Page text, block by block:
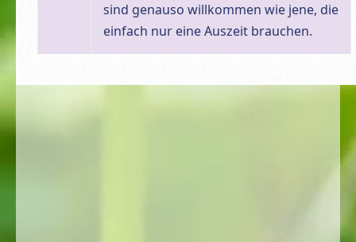
sind genauso willkommen wie jene, die
einfach nur eine Auszeit brauchen.